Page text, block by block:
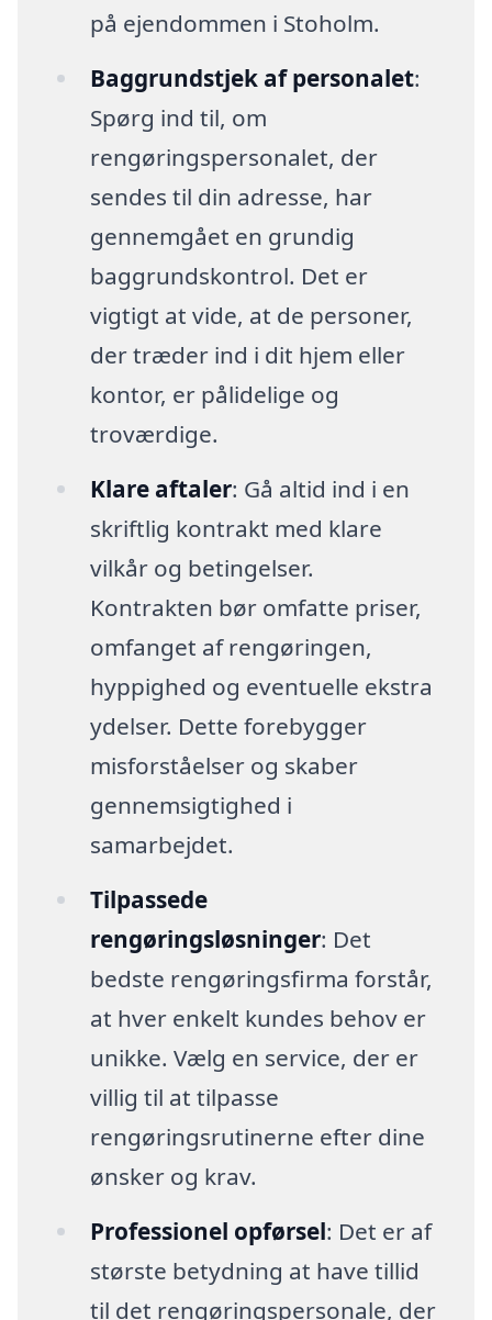
på ejendommen i Stoholm.
Baggrundstjek af personalet:
Spørg ind til, om
rengøringspersonalet, der
sendes til din adresse, har
gennemgået en grundig
baggrundskontrol. Det er
vigtigt at vide, at de personer,
der træder ind i dit hjem eller
kontor, er pålidelige og
troværdige.
Klare aftaler: Gå altid ind i en
skriftlig kontrakt med klare
vilkår og betingelser.
Kontrakten bør omfatte priser,
omfanget af rengøringen,
hyppighed og eventuelle ekstra
ydelser. Dette forebygger
misforståelser og skaber
gennemsigtighed i
samarbejdet.
Tilpassede
rengøringsløsninger: Det
bedste rengøringsfirma forstår,
at hver enkelt kundes behov er
unikke. Vælg en service, der er
villig til at tilpasse
rengøringsrutinerne efter dine
ønsker og krav.
Professionel opførsel: Det er af
største betydning at have tillid
til det rengøringspersonale, der